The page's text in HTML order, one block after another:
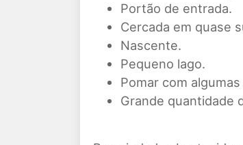
Portão de entrada.
Cercada em quase
Nascente.
Pequeno lago.
Pomar com
Grande quantidade